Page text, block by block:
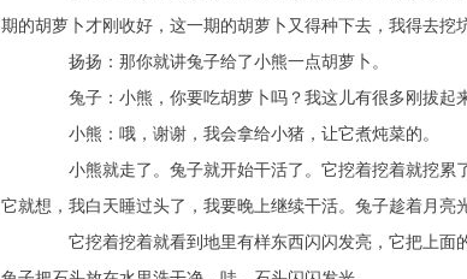
期的胡萝卜才刚收好，这一期的胡萝卜又得种下去，我得去挖
扬扬：那你就讲兔子给了小熊一点胡萝卜。
兔子：小熊，你要吃胡萝卜吗？我这儿有很多刚拔起来
小熊：哦，谢谢，我会拿给小猪，让它煮炖菜的。
小熊就走了。兔子就开始干活了。它挖着挖着就挖累
它就想，我白天睡过头了，我要晚上继续干活。兔子趁着月亮
它挖着挖着就看到地里有样东西闪闪发亮，它把上面